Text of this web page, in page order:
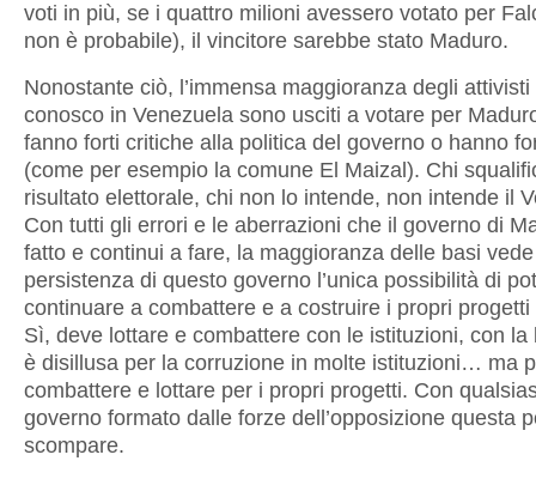
voti in più, se i quattro milioni avessero votato per
non è probabile), il vincitore sarebbe stato Maduro.
Nonostante ciò, l’immensa maggioranza degli
conosco in Venezuela sono usciti a votare per
fanno forti critiche alla politica del governo o hanno
(come per esempio la comune El Maizal). Chi
risultato elettorale, chi non lo intende, non intende il
Con tutti gli errori e le aberrazioni che il governo di
fatto e continui a fare, la maggioranza delle basi
persistenza di questo governo l’unica possibilità di
continuare a combattere e a costruire i propri
Sì, deve lottare e combattere con le istituzioni, con la
è disillusa per la corruzione in molte istituzioni… ma
combattere e lottare per i propri progetti. Con
governo formato dalle forze dell’opposizione questa
scompare.